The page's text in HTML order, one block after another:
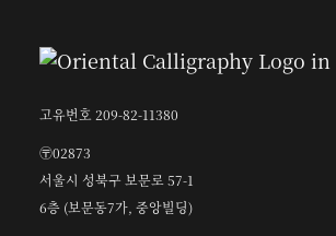
고유번호 209-82-11380
〶02873
서울시 성북구 보문로 57-1
6층 (보문동7가, 중앙빌딩)